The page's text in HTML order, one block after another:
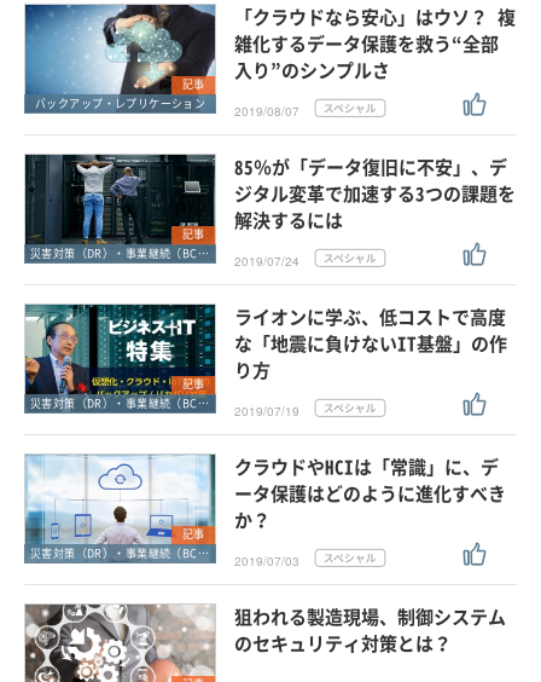
記事
バックアップ・レプリケーション
「クラウドなら安心」はウソ？ 複
雑化するデータ保護を救う“全部
入り”のシンプルさ
2019/08/07
記事
災害対策（DR）・事業継続（BCP）
85％が「データ復旧に不安」、デ
ジタル変革で加速する3つの課題を
解決するには
2019/07/24
記事
災害対策（DR）・事業継続（BCP）
ライオンに学ぶ、低コストで高度
な「地震に負けないIT基盤」の作
り方
2019/07/19
記事
災害対策（DR）・事業継続（BCP）
クラウドやHCIは「常識」に、デ
ータ保護はどのように進化すべき
か？
2019/07/03
狙われる製造現場、制御システム
のセキュリティ対策とは？